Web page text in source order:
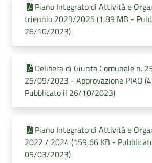
Piano Integrato di Attività e
triennio 2023/2025 (1,89 MB -
26/10/2023)
Delibera di Giunta Comunale n.
25/09/2023 - Approvazione PIAO
Pubblicato il 26/10/2023)
Piano Integrato di Attività e
2022 / 2024 (159,66 KB -
05/03/2023)